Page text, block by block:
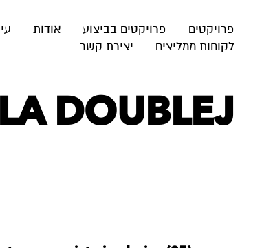
פרויקטים פרויקטים בביצוע אודות
לקוחות ממליצים
יצירת קשר
LA DOUBLEJ